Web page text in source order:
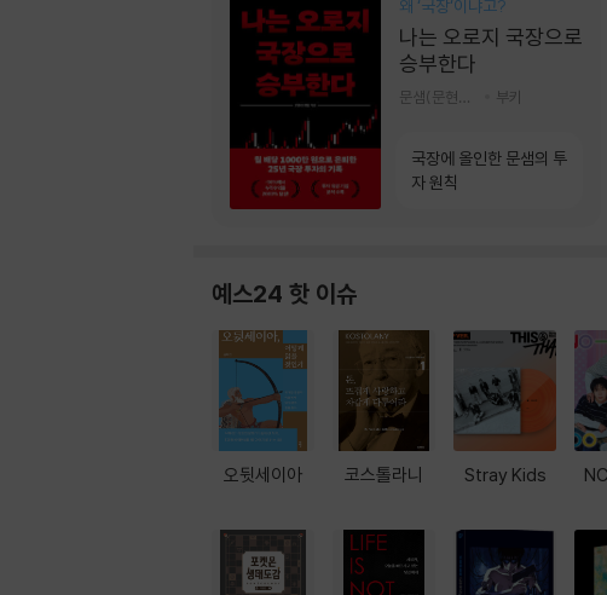
왜 ‘국장‘이냐고?
나는 오로지 국장으로
승부한다
부키
국장에 올인한 문샘의 투
자 원칙
예스24 핫 이슈
오뒷세이아 코스톨라니 Stray Kids